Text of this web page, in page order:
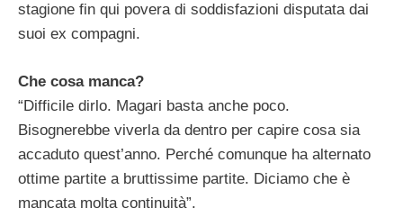
stagione fin qui povera di soddisfazioni disputata dai
suoi ex compagni.
Che cosa manca?
“Difficile dirlo. Magari basta anche poco.
Bisognerebbe viverla da dentro per capire cosa sia
accaduto quest’anno. Perché comunque ha alternato
ottime partite a bruttissime partite. Diciamo che è
mancata molta continuità”.